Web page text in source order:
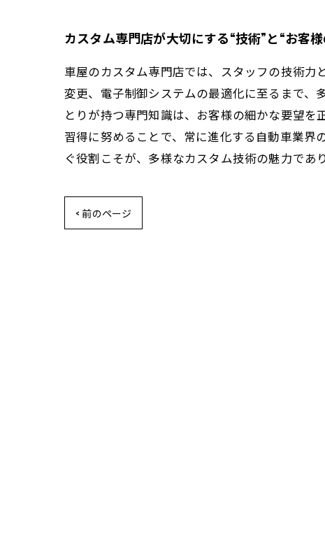
カスタム専門店が大切にする“技術”と“お客
車屋のカスタム専門店では、スタッフの技術
変更、電子制御システムの最適化に至るまで、
とりが持つ専門知識は、お客様の細かな要望
習得に努めることで、常に進化する自動車業
ぐ役割こそが、多様なカスタム技術の魅力であ
< 前のページ